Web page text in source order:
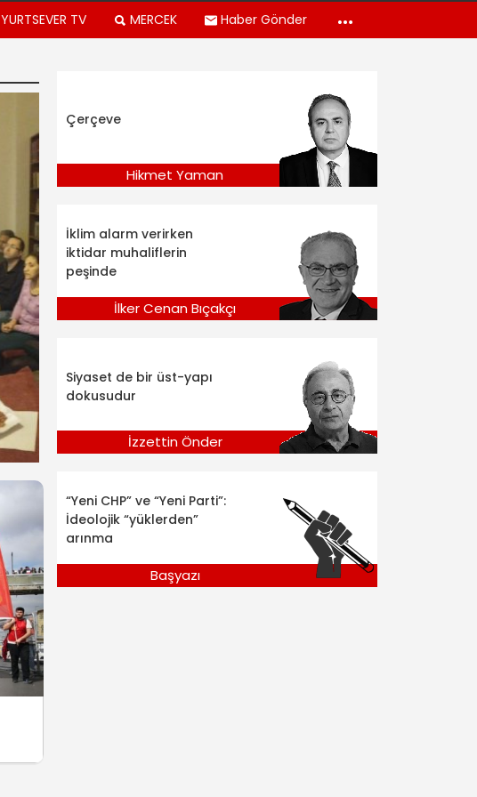
YURTSEVER TV MERCEK Haber Gönder
Çerçeve
Hikmet Yaman
İklim alarm verirken
iktidar muhaliflerin
peşinde
İlker Cenan Bıçakçı
Siyaset de bir üst-yapı
dokusudur
İzzettin Önder
“Yeni CHP” ve “Yeni Parti”:
İdeolojik “yüklerden”
arınma
Başyazı